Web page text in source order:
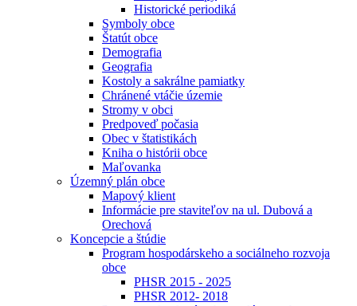
Historické periodiká
Symboly obce
Štatút obce
Demografia
Geografia
Kostoly a sakrálne pamiatky
Chránené vtáčie územie
Stromy v obci
Predpoveď počasia
Obec v štatistikách
Kniha o histórii obce
Maľovanka
Územný plán obce
Mapový klient
Informácie pre staviteľov na ul. Dubová a
Orechová
Koncepcie a štúdie
Program hospodárskeho a sociálneho rozvoja
obce
PHSR 2015 - 2025
PHSR 2012- 2018